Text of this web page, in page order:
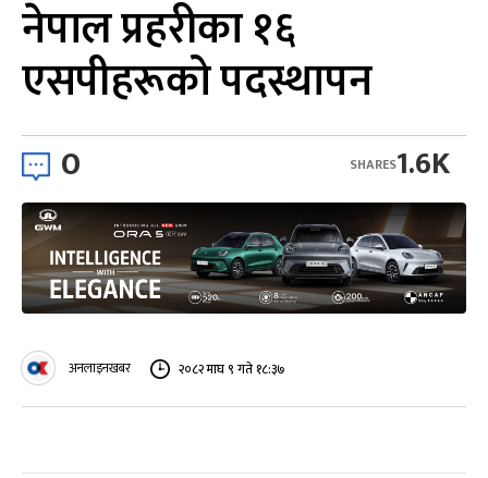
नेपाल प्रहरीका १६
एसपीहरूको पदस्थापन
0 1.6K
SHARES
अनलाइनखबर २०८२ माघ ९ गते १८:३७